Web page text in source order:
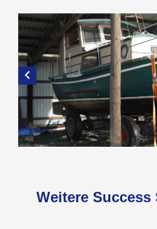
Weitere Success